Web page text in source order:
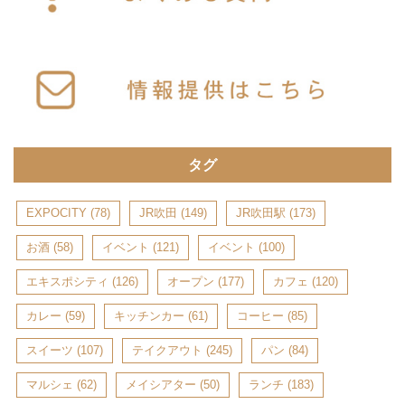
タグ
EXPOCITY (78) JR吹田 (149) JR吹田駅 (173)
お酒 (58) イベント (121) イベント (100)
エキスポシティ (126) オープン (177) カフェ (120)
カレー (59) キッチンカー (61) コーヒー (85)
スイーツ (107) テイクアウト (245) パン (84)
マルシェ (62) メイシアター (50) ランチ (183)